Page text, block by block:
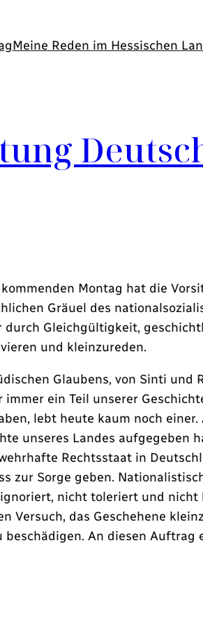
Meine Reden im Hessischen
Montag hat die
Gräuel des
Gleichgültigkeit,
und kleinzureden.
Glaubens, von Sinti und
ein Teil unserer
lebt heute kaum noch
unseres Landes aufgegeben
Rechtsstaat in
zur Sorge geben.
nicht toleriert und
das Geschehene
An diesen Auftrag